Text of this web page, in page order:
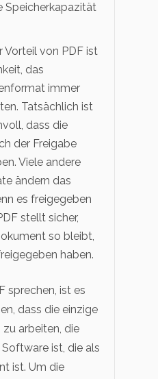
Speicherkapazität
Vorteil von PDF ist
das
immer
Tatsächlich ist
dass die
der Freigabe
Viele andere
ändern das
es freigegeben
stellt sicher,
so bleibt,
haben.
sprechen, ist es
dass die einzige
arbeiten, die
ist, die als
ist. Um die